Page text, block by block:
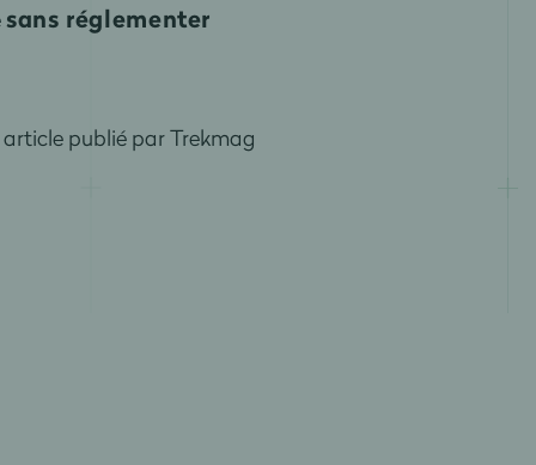
sans réglementer
article publié par Trekmag